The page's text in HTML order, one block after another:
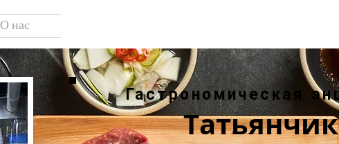
О нас
Гастрономическая